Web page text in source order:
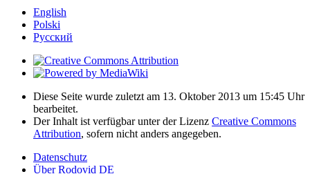
English
Polski
Русский
Diese Seite wurde zuletzt am 13. Oktober 2013 um 15:45 Uhr
bearbeitet.
Der Inhalt ist verfügbar unter der Lizenz Creative Commons
Attribution, sofern nicht anders angegeben.
Datenschutz
Über Rodovid DE